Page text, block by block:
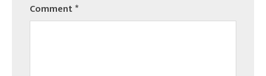
Comment*